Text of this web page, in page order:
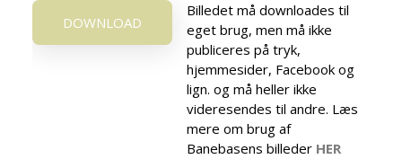
DOWNLOAD
Billedet må downloades til
eget brug, men må ikke
publiceres på tryk,
hjemmesider, Facebook og
lign. og må heller ikke
videresendes til andre. Læs
mere om brug af
Banebasens billeder HER